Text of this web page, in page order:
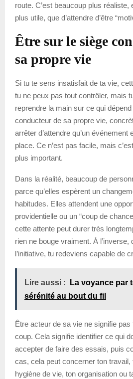
route. C’est beaucoup plus réaliste,
plus utile, que d’attendre d’être
Être sur le siège
sa propre vie
Si tu te sens insatisfait de ta vie,
tu ne peux pas tout contrôler, mais
reprendre la main sur ce qui
conducteur de sa propre vie,
arrêter d’attendre qu’un événement
place. Ce n’est pas facile, mais
plus important.
Dans la réalité, beaucoup de
parce qu’elles espèrent un
habitudes. Elles attendent une
providentielle ou un “coup de
cette attente peut durer très
rien ne bouge vraiment. À l’inverse,
l’initiative, tu redeviens capable de
Lire aussi :
La voyance par
sérénité au bout du fil
Être acteur de sa vie ne signifie
coup. Cela signifie identifier ce qui
accepter de faire des essais, puis
cas, cela peut concerner ton travail,
hygiène de vie, ton organisation ou